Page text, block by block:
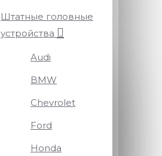
Штатные головные
устройства
Audi
BMW
Chevrolet
Ford
Honda